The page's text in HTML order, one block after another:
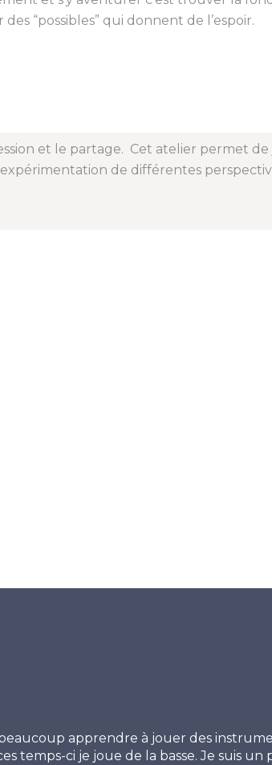
“possibles” qui donnent de l’espoir.
et le partage. Cet atelier permet
de différentes
apprendre à jouer des
temps-ci je joue de la basse. Je suis un